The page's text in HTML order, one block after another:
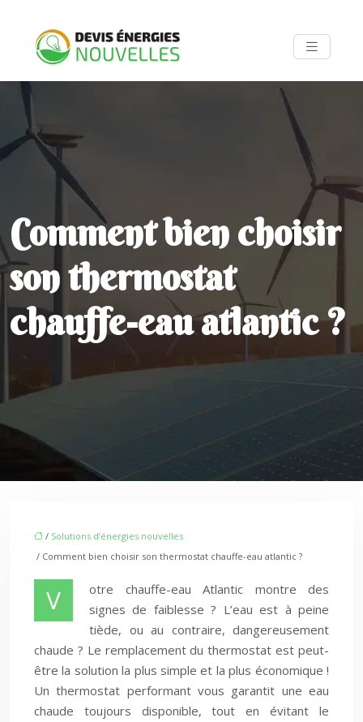
Comment bien choisir
son thermostat
chauffe-eau atlantic ?
/ Solutions d’énergies nouvelles
/ Comment bien choisir son thermostat chauffe-eau atlantic ?
V
otre chauffe-eau Atlantic montre des
signes de faiblesse ? L’eau est à peine
tiède, ou au contraire, dangereusement
chaude ? Le remplacement du thermostat est peut-
être la solution la plus simple et la plus économique !
Un thermostat performant vous garantit une eau
chaude toujours disponible, tout en évitant le